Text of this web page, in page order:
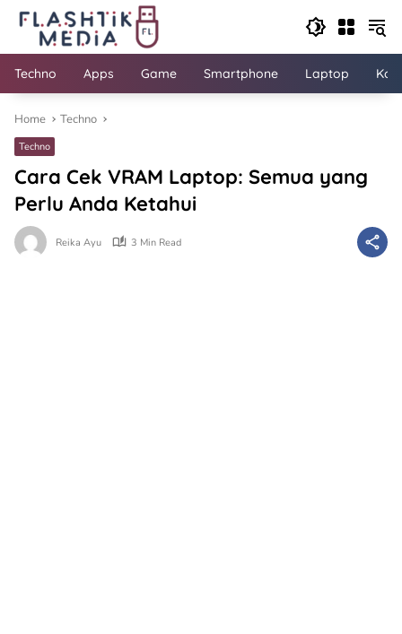
Skip
content
Techno Apps Game Smartphone Laptop
Home Techno
Techno
Cara Cek VRAM Laptop: Semua yang
Perlu Anda Ketahui
Reika Ayu 3 Min Read